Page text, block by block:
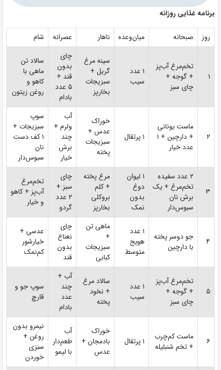
برنامه غذایی روزانه
روز صبحانه میان‌وعده ناهار عصرانه شام
۱
تخم‌مرغ آب‌پز
+ گوجه +
چای سبز
۱ عدد
سیب
سینه مرغ
گریل +
سبزیجات
بخارپز
چای
بدون
قند +
۵ عدد
بادام
سالاد تن
ماهی با
کاهو و
روغن زیتون
۲
ماست یونانی
+ دارچین + ۱
عدد خیار
۱ پرتقال
خوراک
عدس +
سبزیجات
پخته
آب
ولرم +
چند
برش
خیار
سوپ
سبزیجات +
۱ کف دست
نان
سبوس‌دار
۳
۲ عدد سفیده
تخم‌مرغ + یک
برش نان
سبوس‌دار
۱ لیوان
دوغ
بدون
نمک
مرغ پخته
+ کلم
بروکلی
بخارپز
چای
سبز +
۲ عدد
گردو
تخم‌مرغ
آب‌پز + کاهو
و خیار
۴
جو دوسر پخته
با دارچین
۱ عدد
هویج
متوسط
ماهی تن
+
سبزیجات
کبابی
چای
نعناع
بدون
قند
عدسی +
خیارشور
کم‌نمک
۵
تخم‌مرغ آب‌پز
+ گوجه +
چای سبز
۱ عدد
سیب
سالاد مرغ
+ نخود
پخته
آب +
چند
عدد
بادام
سوپ جو و
قارچ
۶
ماست کم‌چرب
+ تخم شنبلیله
۱ پرتقال
خوراک
بادمجان +
عدس
آب
طعم‌دار
با لیمو
نیمرو بدون
روغن +
سبزی
خوردن